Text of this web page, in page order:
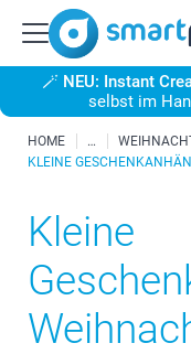
🪄 NEU: Instant
selbst im
HOME
KLEINE
Kleine